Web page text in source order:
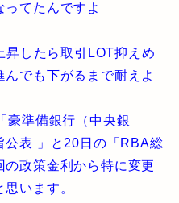
てたんですよ
昇したら取引LOT抑えめ
でも下がるまで耐えよ
豪準備銀行（中央銀
公表 」と20日の「RBA総
政策金利から特に変更
います。